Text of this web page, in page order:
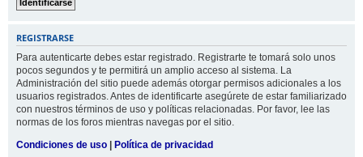
REGISTRARSE
Para autenticarte debes estar registrado. Registrarte te tomará solo unos
pocos segundos y te permitirá un amplio acceso al sistema. La
Administración del sitio puede además otorgar permisos adicionales a los
usuarios registrados. Antes de identificarte asegúrete de estar familiarizado
con nuestros términos de uso y políticas relacionadas. Por favor, lee las
normas de los foros mientras navegas por el sitio.
Condiciones de uso | Política de privacidad